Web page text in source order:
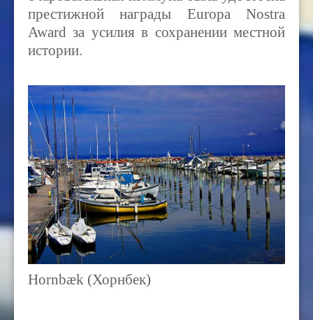
престижной награды Europa Nostra
Award за усилия в сохранении местной
истории.
Hornbæk (Хорнбек)